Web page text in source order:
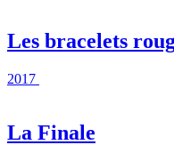
Les bracelets
2017
La Finale